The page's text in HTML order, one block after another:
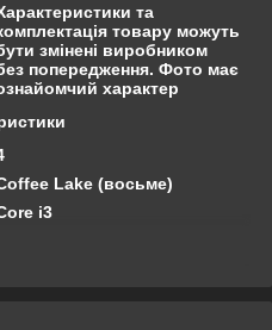
та
товару можуть
змінені виробником
попередження. Фото має
характер
Lake (восьме)
i3